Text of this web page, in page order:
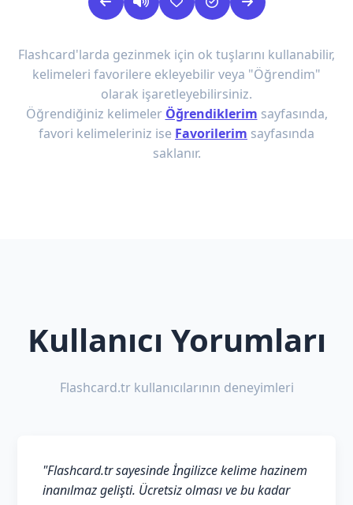
Flashcard'larda gezinmek için ok tuşlarını kullanabilir,
kelimeleri favorilere ekleyebilir veya "Öğrendim"
olarak işaretleyebilirsiniz.
Öğrendiğiniz kelimeler Öğrendiklerim sayfasında,
favori kelimeleriniz ise Favorilerim sayfasında
saklanır.
Kullanıcı Yorumları
Flashcard.tr kullanıcılarının deneyimleri
"Flashcard.tr sayesinde İngilizce kelime hazinem
inanılmaz gelişti. Ücretsiz olması ve bu kadar